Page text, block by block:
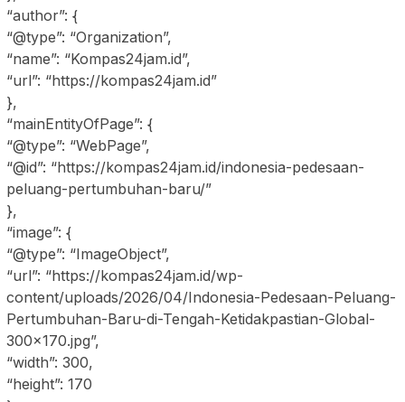
“author”: {
“@type”: “Organization”,
“name”: “Kompas24jam.id”,
“url”: “https://kompas24jam.id”
},
“mainEntityOfPage”: {
“@type”: “WebPage”,
“@id”: “https://kompas24jam.id/indonesia-pedesaan-
peluang-pertumbuhan-baru/”
},
“image”: {
“@type”: “ImageObject”,
“url”: “https://kompas24jam.id/wp-
content/uploads/2026/04/Indonesia-Pedesaan-Peluang-
Pertumbuhan-Baru-di-Tengah-Ketidakpastian-Global-
300×170.jpg”,
“width”: 300,
“height”: 170